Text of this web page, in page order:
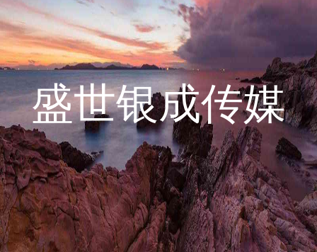
盛世银成传媒